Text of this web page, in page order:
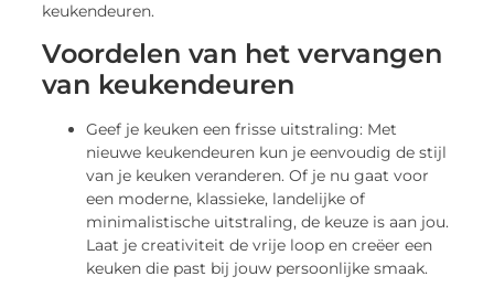
keukendeuren.
Voordelen van het vervangen
van keukendeuren
Geef je keuken een frisse uitstraling: Met
nieuwe keukendeuren kun je eenvoudig de stijl
van je keuken veranderen. Of je nu gaat voor
een moderne, klassieke, landelijke of
minimalistische uitstraling, de keuze is aan jou.
Laat je creativiteit de vrije loop en creëer een
keuken die past bij jouw persoonlijke smaak.